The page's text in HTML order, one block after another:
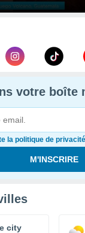
votre boîte
la politique de privacité
city